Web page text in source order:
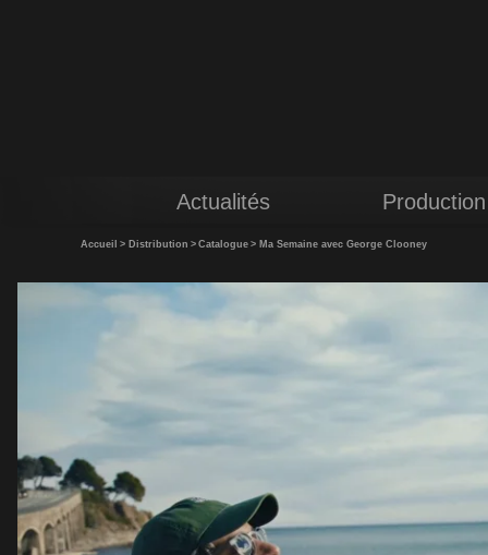
Actualités Production
Accueil > Distribution > Catalogue > Ma Semaine avec George Clooney